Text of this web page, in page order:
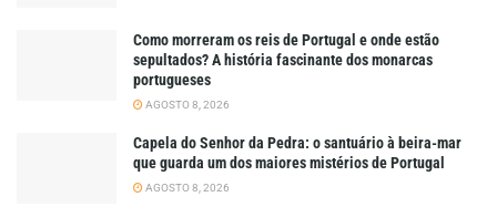
Como morreram os reis de Portugal e onde estão
sepultados? A história fascinante dos monarcas
portugueses
AGOSTO 8, 2026
Capela do Senhor da Pedra: o santuário à beira-mar
que guarda um dos maiores mistérios de Portugal
AGOSTO 8, 2026